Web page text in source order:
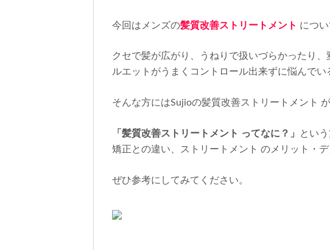
今回はメンズの髪質改善ストリートメント につい
クセで髪が広がり、うねりで扱いづらかったり
ルエットがうまくコントロール出来ずに悩んでい
そんな方にはSujioの髪質改善ストリートメント が
「髪質改善ストリートメント ってなに？」
とい
矯正との違い、ストリートメント のメリット・
ぜひ参考にしてみてください。